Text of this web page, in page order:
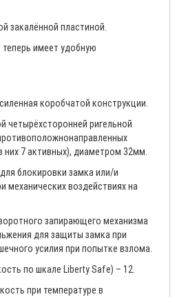
закалённой пластиной.
имеет удобную
коробчатой конструкции.
ригельной
них 7 активных), диаметром 32мм.
блокировки замка или/и
механических воздействиях на
запирающего механизма
для защиты замка при
усилия при попытке взлома.
по шкале Liberty Safe) – 12.
при температуре в